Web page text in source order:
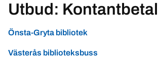
Utbud:
Önsta-Gryta bibliotek
Västerås biblioteksbuss